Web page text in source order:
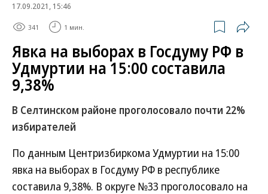
17.09.2021, 15:46
341 1 мин.
Явка на выборах в Госдуму РФ в
Удмуртии на 15:00 составила
9,38%
В Селтинском районе проголосовало почти 22%
избирателей
По данным Центризбиркома Удмуртии на 15:00
явка на выборах в Госдуму РФ в республике
составила 9,38%. В округе №33 проголосовало на